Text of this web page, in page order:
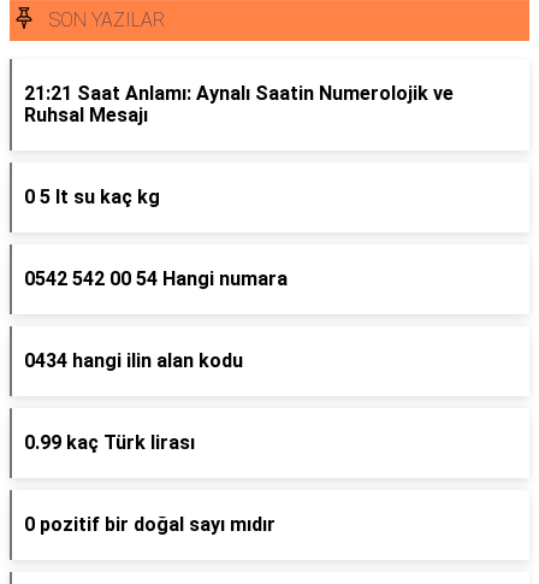
SON YAZILAR
21:21 Saat Anlamı: Aynalı Saatin Numerolojik ve
Ruhsal Mesajı
0 5 lt su kaç kg
0542 542 00 54 Hangi numara
0434 hangi ilin alan kodu
0.99 kaç Türk lirası
0 pozitif bir doğal sayı mıdır